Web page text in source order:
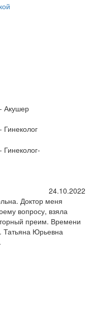
Акушер
24.10.2022
Доктор меня
вопросу, взяла
преим. Времени
Татьяна Юрьевна